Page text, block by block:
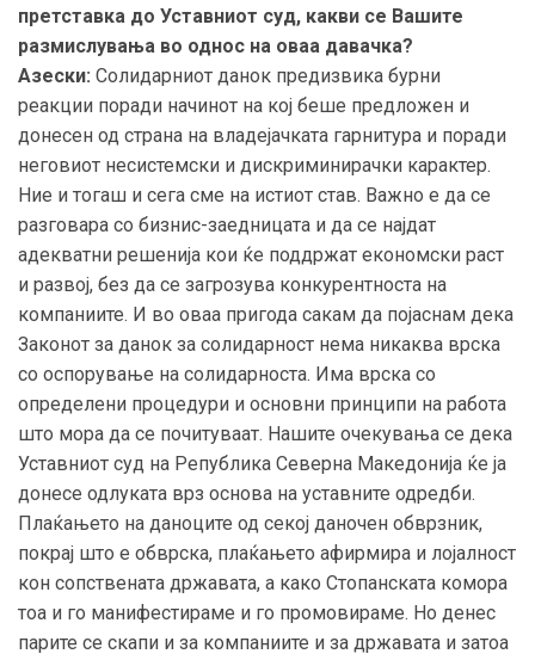
претставка до Уставниот суд, какви се Вашите
размислувања во однос на оваа давачка?
Азески: Солидарниот данок предизвика бурни
реакции поради начинот на кој беше предложен и
донесен од страна на владејачката гарнитура и поради
неговиот несистемски и дискриминирачки карактер.
Ние и тогаш и сега сме на истиот став. Важно е да се
разговара со бизнис-заедницата и да се најдат
адекватни решенија кои ќе поддржат економски раст
и развој, без да се загрозува конкурентноста на
компаниите. И во оваа пригода сакам да појаснам дека
Законот за данок за солидарност нема никаква врска
со оспорување на солидарноста. Има врска со
определени процедури и основни принципи на работа
што мора да се почитуваат. Нашите очекувања се дека
Уставниот суд на Република Северна Македонија ќе ја
донесе одлуката врз основа на уставните одредби.
Плаќањето на даноците од секој даночен обврзник,
покрај што е обврска, плаќањето афирмира и лојалност
кон сопствената државата, а како Стопанската комора
тоа и го манифестираме и го промовираме. Но денес
парите се скапи и за компаниите и за државата и затоа